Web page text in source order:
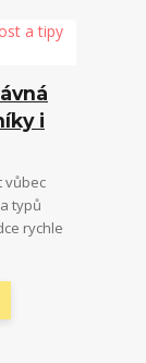
i
vůbec
typů
rychle